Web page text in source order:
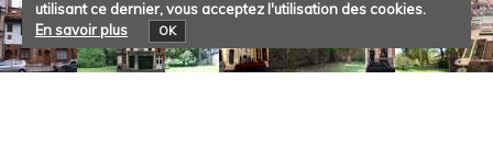
utilisant ce dernier, vous acceptez l'utilisation des cookies.
En savoir plus
OK